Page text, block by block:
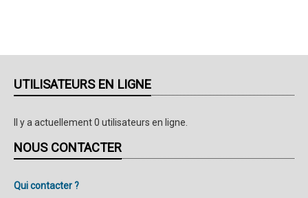
UTILISATEURS EN LIGNE
Il y a actuellement 0 utilisateurs en ligne.
NOUS CONTACTER
Qui contacter ?